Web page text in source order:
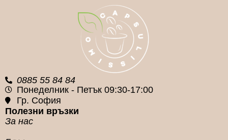
0885 55 84 84
Понеделник - Петък 09:30-17:00
Гр. София
Полезни връзки
За нас